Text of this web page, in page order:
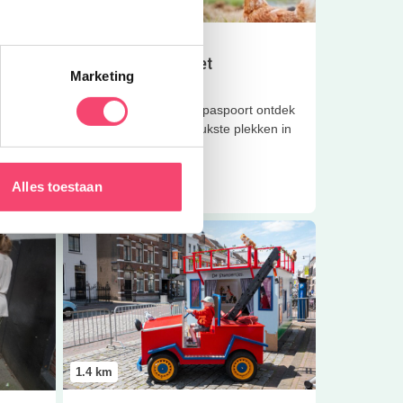
Marketing
Alles toestaan
Eropuit | Uitagenda
Op avontuur met het
Streeckpaspoort
Met het gratis Streeckpaspoort ontdek
je spelenderwijs de leukste plekken in
de Bommelerwaard!
Lees meer
1.4 km
Lees meer Fiepdag in Zaltbommel!